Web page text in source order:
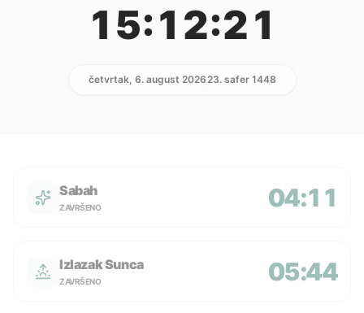
15:12:21
četvrtak, 6. august 202623. safer 1448
Sabah
ZAVRŠENO 04:11
Izlazak Sunca
ZAVRŠENO 05:44